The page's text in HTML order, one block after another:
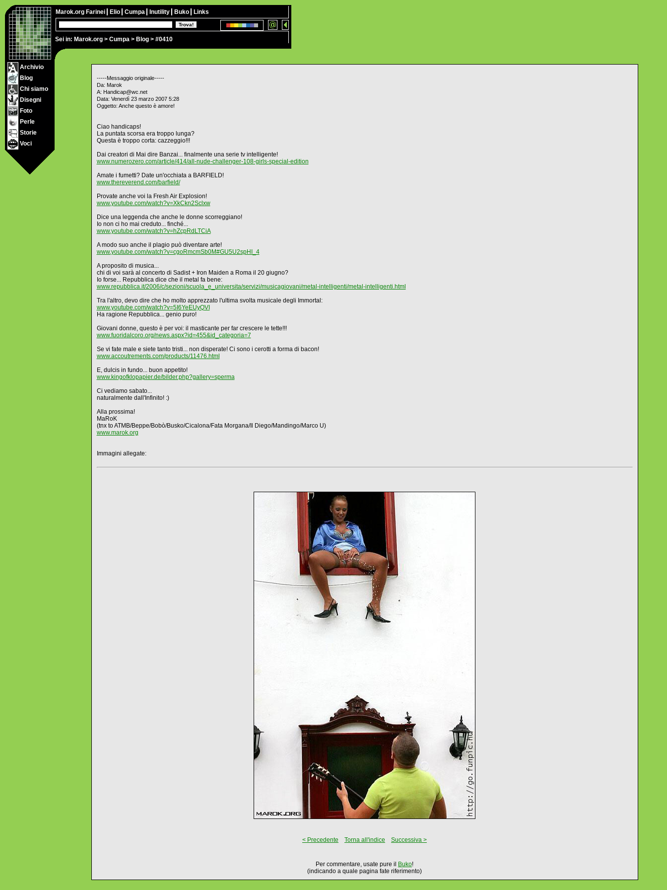
Sei in: Marok.org > Cumpa > Blog > #0410
Marok.org Farinei Elio Cumpa Inutility Buko Links
Archivio
Blog
Chi siamo
Disegni
Foto
Perle
Storie
Voci
-----Messaggio originale-----
Da: Marok
A: Handicap@wc.net
Data: Venerdì 23 marzo 2007 5:28
Oggetto: Anche questo è amore!
Ciao handicaps!
La puntata scorsa era troppo lunga?
Questa è troppo corta: cazzeggio!!!
Dai creatori di Mai dire Banzai... finalmente una serie tv intelligente!
www.numerozero.com/article/414/all-nude-challenger-108-girls-special-edition
Amate i fumetti? Date un'occhiata a BARFIELD!
www.thereverend.com/barfield/
Provate anche voi la Fresh Air Explosion!
www.youtube.com/watch?v=XkCkn2Sclxw
Dice una leggenda che anche le donne scorreggiano!
Io non ci ho mai creduto... finché...
www.youtube.com/watch?v=hZcpRdLTCiA
A modo suo anche il plagio può diventare arte!
www.youtube.com/watch?v=cgoRmcmSb0M#GU5U2spHI_4
A proposito di musica...
chi di voi sarà al concerto di Sadist + Iron Maiden a Roma il 20 giugno?
Io forse... Repubblica dice che il metal fa bene:
www.repubblica.it/2006/c/sezioni/scuola_e_universita/servizi/musicagiovani/metal-intelligenti/metal-intelligenti.html
Tra l'altro, devo dire che ho molto apprezzato l'ultima svolta musicale degli Immortal:
www.youtube.com/watch?v=5I6YeEUyQVI
Ha ragione Repubblica... genio puro!
Giovani donne, questo è per voi: il masticante per far crescere le tette!!!
www.fuoridalcoro.org/news.aspx?id=455&id_categoria=7
Se vi fate male e siete tanto tristi... non disperate! Ci sono i cerotti a forma di bacon!
www.accoutrements.com/products/11476.html
E, dulcis in fundo... buon appetito!
www.kingofklopapier.de/bilder.php?gallery=sperma
Ci vediamo sabato...
naturalmente dall'Infinito! :)
Alla prossima!
MaRoK
(tnx to ATMB/Beppe/Bobò/Busko/Cicalona/Fata Morgana/Il Diego/Mandingo/Marco U)
www.marok.org
Immagini allegate:
< Precedente Torna all'indice Successiva >
Per commentare, usate pure il Buko!
(indicando a quale pagina fate riferimento)